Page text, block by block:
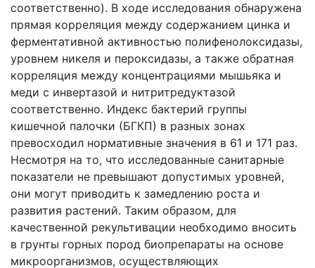
соответственно). В ходе исследования обнаружена
прямая корреляция между содержанием цинка и
ферментативной активностью полифенолоксидазы,
уровнем никеля и пероксидазы, а также обратная
корреляция между концентрациями мышьяка и
меди с инвертазой и нитритредуктазой
соответственно. Индекс бактерий группы
кишечной палочки (БГКП) в разных зонах
превосходил нормативные значения в 61 и 171 раз.
Несмотря на то, что исследованные санитарные
показатели не превышают допустимых уровней,
они могут приводить к замедлению роста и
развития растений. Таким образом, для
качественной рекультивации необходимо вносить
в грунты горных пород биопрепараты на основе
микроорганизмов, осуществляющих